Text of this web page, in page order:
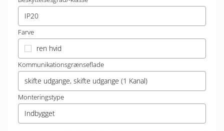
IP20
Farve
ren hvid
Kommunikationsgrænseflade
skifte udgange, skifte udgange (1 Kanal)
Monteringstype
Indbygget